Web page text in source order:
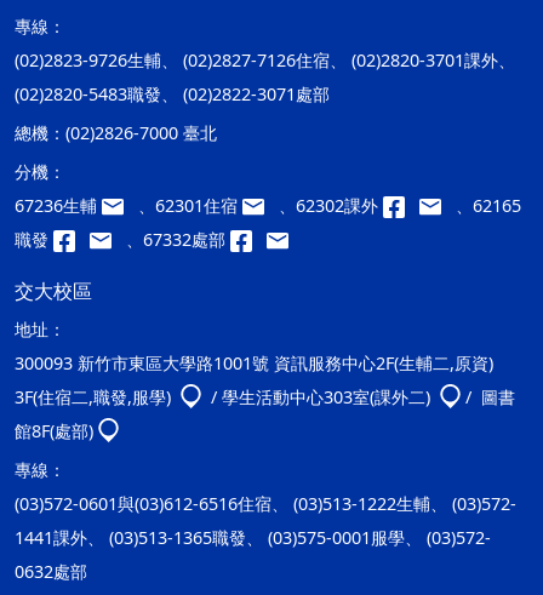
專線：
(02)2823-9726生輔、 (02)2827-7126住宿、 (02)2820-3701課外、
(02)2820-5483職發、 (02)2822-3071處部
總機： (02)2826-7000 臺北
分機：
67236生輔
、62301住宿 、62302課外
、62165
職發
、67332處部
交大校區
地址：
300093 新竹市東區大學路1001號 資訊服務中心2F(生輔二,原資)
3F(住宿二,職發,服學)
/ 學生活動中心303室(課外二)
/ 圖書
館8F(處部)
專線：
(03)572-0601與(03)612-6516住宿、 (03)513-1222生輔、 (03)572-
1441課外、 (03)513-1365職發、 (03)575-0001服學、 (03)572-
0632處部